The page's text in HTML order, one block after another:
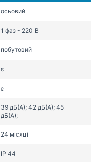
осьовий
1 фаз - 220 В
побутовий
є
є
39 дБ(А); 42 дБ(А); 45
дБ(А);
24 місяці
IP 44